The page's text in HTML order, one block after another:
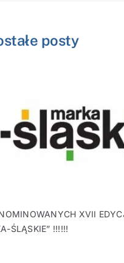
posty
XVII
ŚLĄSKIE” !!!!!!